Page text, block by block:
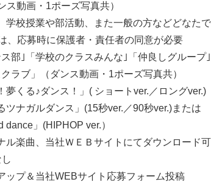
動画・1ポーズ写真共）
学校授業や部活動、また一般の方などどなた
時に保護者・責任者の同意が必要
「学校のクラスみんな｣「仲良しグループ｣
ンス動画・1ポーズ写真共）
くる♪ダンス！」( ショートver.／ロングver.)
ルダンス」(15秒ver.／90秒ver.)または
」(HIPHOP ver.）
、当社ＷＥＢサイトにてダウンロード
ップ＆当社WEBサイト応募フォーム投稿